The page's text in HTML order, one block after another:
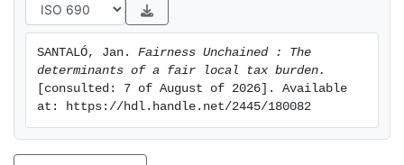
SANTALÓ, Jan. Fairness Unchained : The
determinants of a fair local tax burden.
[consulted: 7 of August of 2026]. Available
at: https://hdl.handle.net/2445/180082